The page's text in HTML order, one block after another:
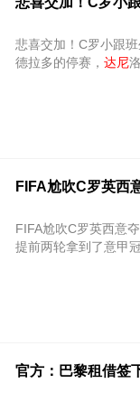
悲喜交加！C罗小跟
德拉多的停赛， 达尼
FIFA尬吹C罗英西
FIFA尬吹C罗英西意
提前两轮拿到了意甲
官方：巴黎租借签